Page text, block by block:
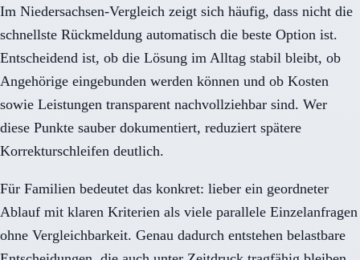
Im Niedersachsen-Vergleich zeigt sich häufig, dass nicht die
schnellste Rückmeldung automatisch die beste Option ist.
Entscheidend ist, ob die Lösung im Alltag stabil bleibt, ob
Angehörige eingebunden werden können und ob Kosten
sowie Leistungen transparent nachvollziehbar sind. Wer
diese Punkte sauber dokumentiert, reduziert spätere
Korrekturschleifen deutlich.
Für Familien bedeutet das konkret: lieber ein geordneter
Ablauf mit klaren Kriterien als viele parallele Einzelanfragen
ohne Vergleichbarkeit. Genau dadurch entstehen belastbare